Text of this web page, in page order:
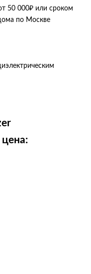
50 000₽ или сроком
по Москве